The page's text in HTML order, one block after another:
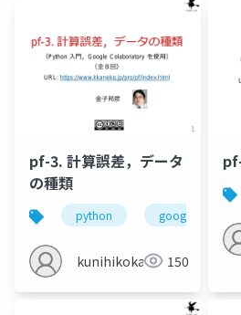
pf-3. 計算誤差，データ
の種類
python google
kunihikokaneko150